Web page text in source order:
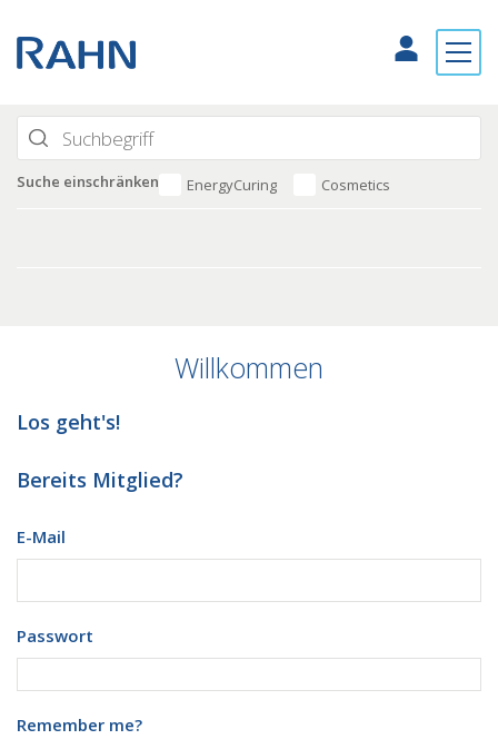
Suche einschränken EnergyCuring Cosmetics
Willkommen
Los geht's!
Bereits Mitglied?
E-Mail
Passwort
Remember me?